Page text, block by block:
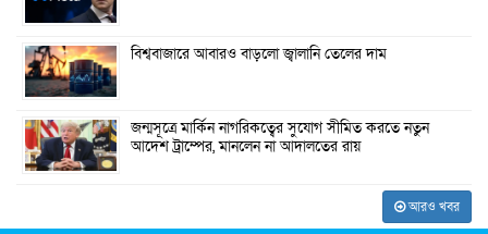
বিশ্ববাজারে আবারও বাড়লো জ্বালানি তেলের দাম
জন্মসূত্রে মার্কিন নাগরিকত্বের সুযোগ সীমিত করতে নতুন
আদেশ ট্রাম্পের, মানলেন না আদালতের রায়
আরও খবর